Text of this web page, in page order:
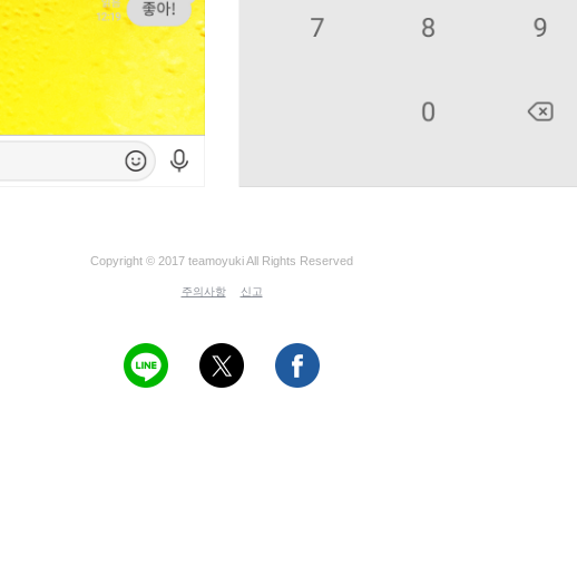
Copyright © 2017 teamoyuki All Rights Reserved
주의사항 신고